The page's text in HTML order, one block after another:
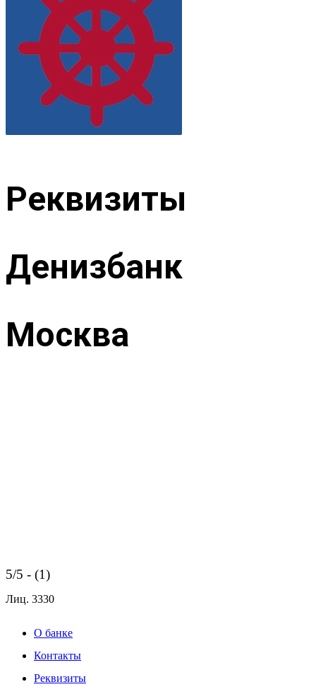
Реквизиты
Денизбанк
Москва
5/5 - (1)
Лиц. 3330
О банке
Контакты
Реквизиты